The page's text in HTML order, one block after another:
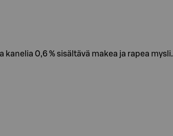
kanelia 0,6 % sisältävä makea ja rapea mysli.